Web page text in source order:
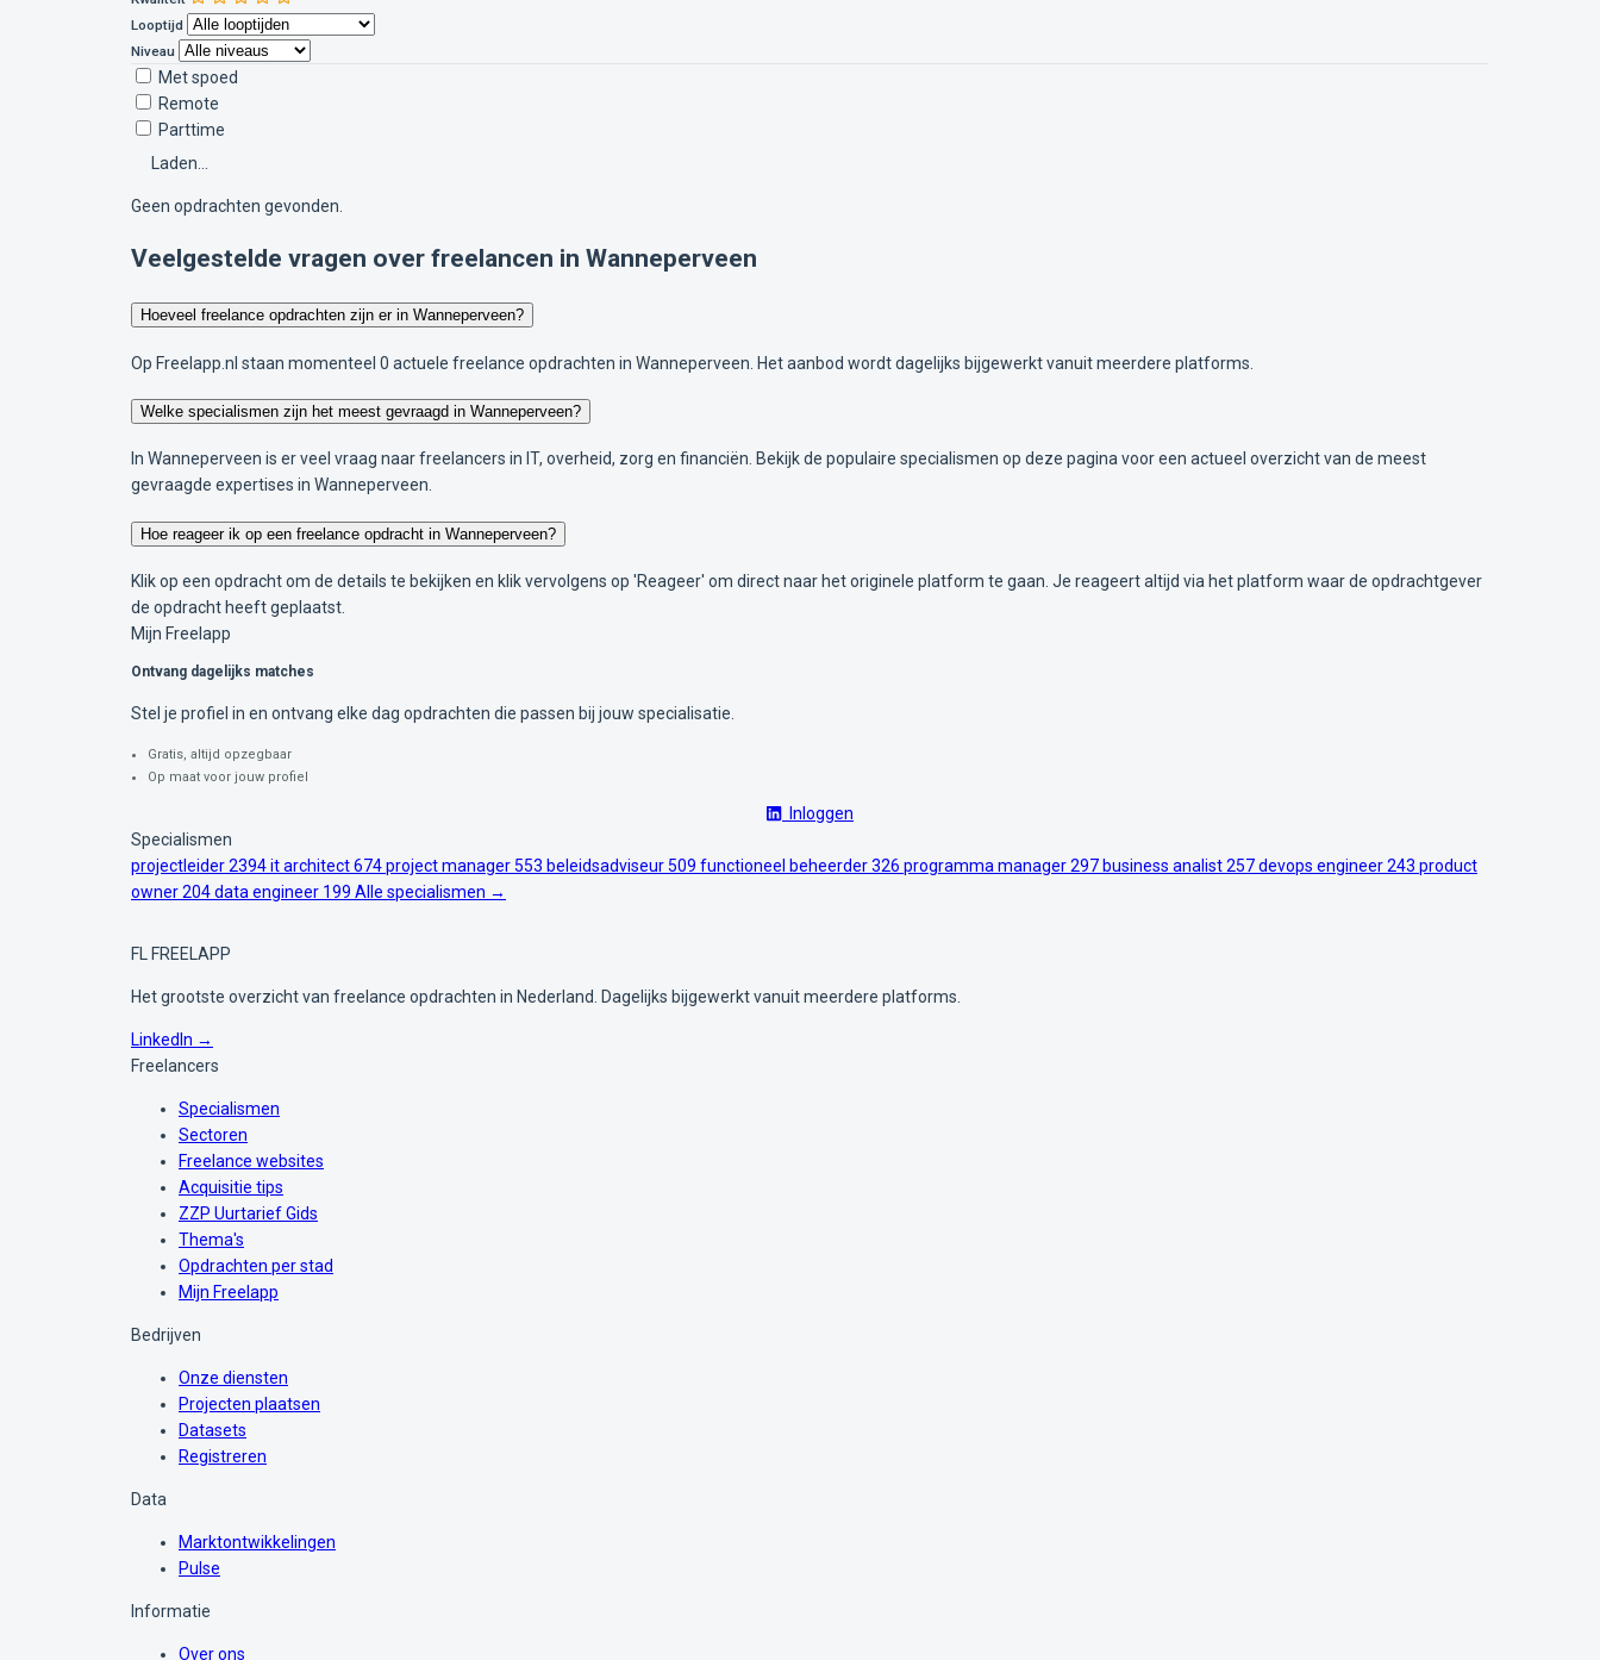
Looptijd
Niveau
Met spoed
Remote
Parttime
Laden...
Geen opdrachten gevonden.
Veelgestelde vragen over freelancen in Wanneperveen
Hoeveel freelance opdrachten zijn er in Wanneperveen?
Op Freelapp.nl staan momenteel 0 actuele freelance opdrachten in Wanneperveen. Het aanbod wordt dagelijks bijgewerkt vanuit meerdere platforms.
Welke specialismen zijn het meest gevraagd in Wanneperveen?
In Wanneperveen is er veel vraag naar freelancers in IT, overheid, zorg en financiën. Bekijk de populaire specialismen op deze pagina voor een actueel overzicht van de meest
gevraagde expertises in Wanneperveen.
Hoe reageer ik op een freelance opdracht in Wanneperveen?
Klik op een opdracht om de details te bekijken en klik vervolgens op 'Reageer' om direct naar het originele platform te gaan. Je reageert altijd via het platform waar de opdrachtgever
de opdracht heeft geplaatst.
Mijn Freelapp
Ontvang dagelijks matches
Stel je profiel in en ontvang elke dag opdrachten die passen bij jouw specialisatie.
Gratis, altijd opzegbaar
Op maat voor jouw profiel
Inloggen
Specialismen
projectleider2394it architect674project manager553 beleidsadviseur509 functioneel beheerder326 programma manager297 business analist257devops engineer243 product
owner204data engineer 199 Alle specialismen →
FL FREELAPP
Het grootste overzicht van freelance opdrachten in Nederland. Dagelijks bijgewerkt vanuit meerdere platforms.
LinkedIn →
Freelancers
Specialismen
Sectoren
Freelance websites
Acquisitie tips
ZZP Uurtarief Gids
Thema's
Opdrachten per stad
Mijn Freelapp
Bedrijven
Onze diensten
Projecten plaatsen
Datasets
Registreren
Data
Marktontwikkelingen
Pulse
Informatie
Over ons